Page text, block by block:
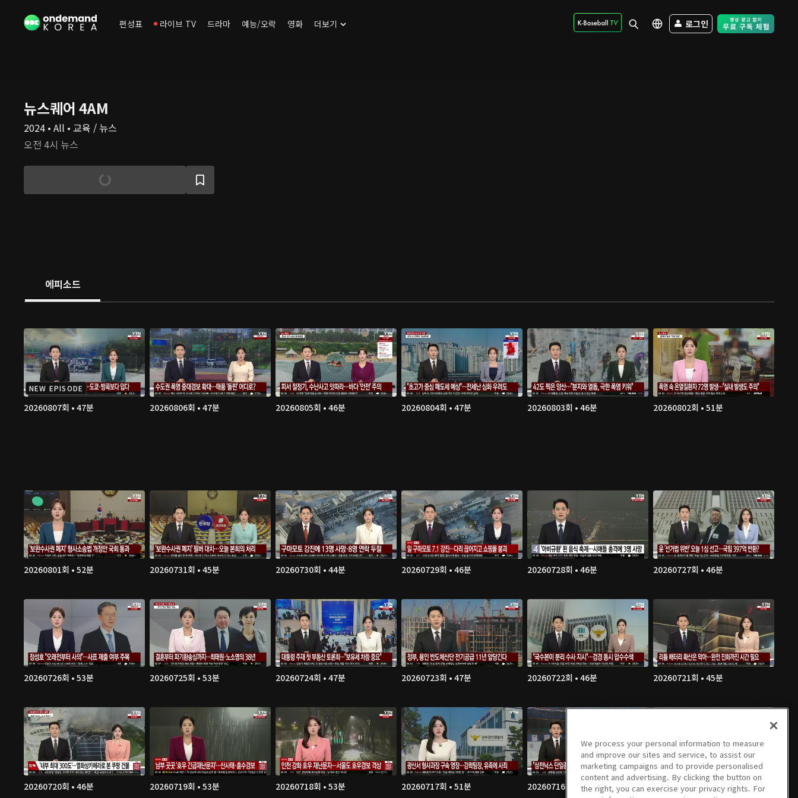
편성표 라이브 TV 드라마 예능/오락 영화 더보기 로그인 Free Trial -
뉴스퀘어 4AM
2024 • All • 교육 / 뉴스
오전 4시 뉴스
에피소드
NEW EPISODE
20260807회 • 47분 20260806회 • 47분 20260805회 • 46분 20260804회 • 47분 20260803회 • 46분 20260802회 • 51분
20260801회 • 52분 20260731회 • 45분 20260730회 • 44분 20260729회 • 46분 20260728회 • 46분 20260727회 • 46분
20260726회 • 53분 20260725회 • 53분 20260724회 • 47분 20260723회 • 47분 20260722회 • 46분 20260721회 • 45분
20260720회 • 46분 20260719회 • 53분 20260718회 • 53분 20260717회 • 51분 20260716회 • 46분 20260715회 • 46분
We process your personal information to measure
and improve our sites and service, to assist our
marketing campaigns and to provide personalised
content and advertising. By clicking the button on
the right, you can exercise your privacy rights. For